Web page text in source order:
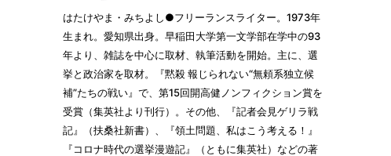
はたけやま・みちよし●フリーランスライター。1973年
生まれ。愛知県出身。早稲田大学第一文学部在学中の93
年より、雑誌を中心に取材、執筆活動を開始。主に、選
挙と政治家を取材。『黙殺 報じられない“無頼系独立候
補”たちの戦い』で、第15回開高健ノンフィクション賞を
受賞（集英社より刊行）。その他、『記者会見ゲリラ戦
記』（扶桑社新書）、『領土問題、私はこう考える！』
『コロナ時代の選挙漫遊記』（ともに集英社）などの著